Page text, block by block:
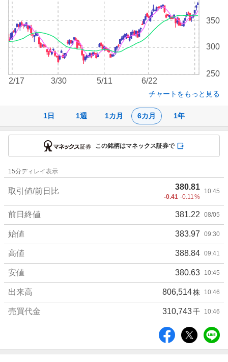
1日 1週 1カ月 6カ月 1年
250
300
350
2/17 3/30 5/11 6/22
チャートをもっと見る
この銘柄はマネックス証券で
価
15分ディレイ表示
取引値/前日比 380.81
-0.41 -0.11 %
10:45
前日終値 381.22 08/05
始値 383.97 09:30
高値 388.84 09:41
安値 380.63 10:45
出来高 806,514株 10:46
売買代金 310,743千 10:46
ア